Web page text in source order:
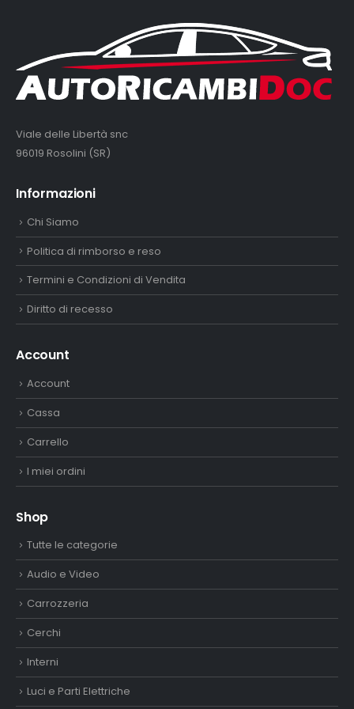
Viale delle Libertà snc
96019 Rosolini (SR)
Informazioni
Chi Siamo
Politica di rimborso e reso
Termini e Condizioni di Vendita
Diritto di recesso
Account
Account
Cassa
Carrello
I miei ordini
Shop
Tutte le categorie
Audio e Video
Carrozzeria
Cerchi
Interni
Luci e Parti Elettriche